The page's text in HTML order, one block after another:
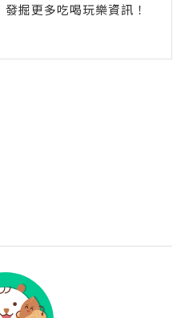
掘更多吃喝玩樂資訊！